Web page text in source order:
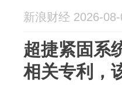
新浪财经 2026-08-
超捷紧固系
相关专利，